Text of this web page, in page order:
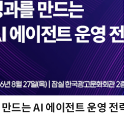
영 전략 및 사례